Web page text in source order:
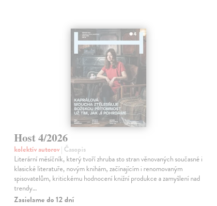
Host 4/2026
kolektív autorov| Časopis
Literární měsíčník, který tvoří zhruba sto stran věnovaných současné i
klasické literatuře, novým knihám, začínajícím i renomovaným
spisovatelům, kritickému hodnocení knižní produkce a zamyšlení nad
trendy…
Zasielame do 12 dní